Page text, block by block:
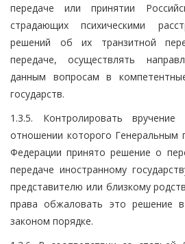
передаче или принятии
страдающих психическими
решений об их транзитной
передаче, осуществлять
данным вопросам в
государств.
1.3.5. Контролировать
отношении которого Генеральным
Федерации принято решение о
передаче иностранному
представителю или близкому
права обжаловать это решение
законом порядке.